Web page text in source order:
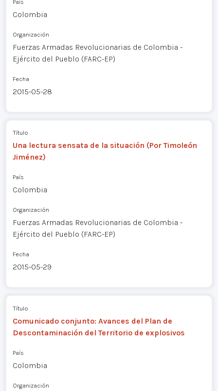
País
Colombia
Organización
Fuerzas Armadas Revolucionarias de Colombia -
Ejército del Pueblo (FARC-EP)
Fecha
2015-05-28
Título
Una lectura sensata de la situación (Por Timoleón
Jiménez)
País
Colombia
Organización
Fuerzas Armadas Revolucionarias de Colombia -
Ejército del Pueblo (FARC-EP)
Fecha
2015-05-29
Título
Comunicado conjunto: Avances del Plan de
Descontaminación del Territorio de explosivos
País
Colombia
Organización